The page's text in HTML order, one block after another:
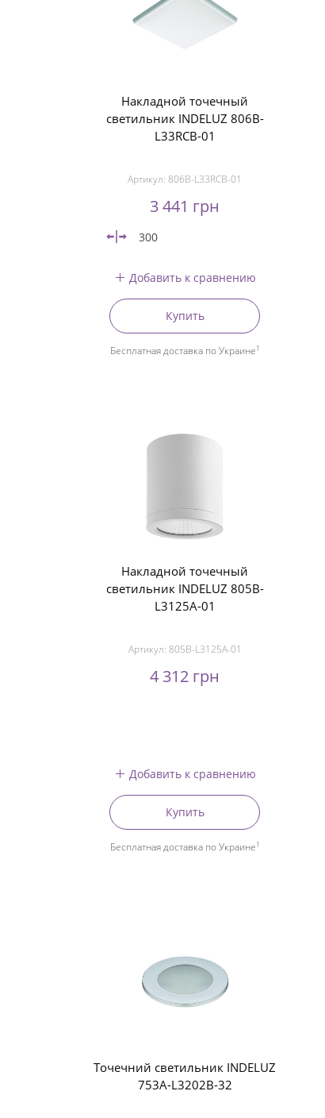
Накладной точечный
светильник INDELUZ 806B-
L33RCB-01
Артикул:806B-L33RCB-01
3 441 грн
300
Добавить к сравнению
Купить
Бесплатная доставка по Украине1
Накладной точечный
светильник INDELUZ 805B-
L3125A-01
Артикул: 805B-L3125A-01
4 312 грн
Добавить к сравнению
Купить
Бесплатная доставка по Украине1
Точечний светильник INDELUZ
753A-L3202B-32